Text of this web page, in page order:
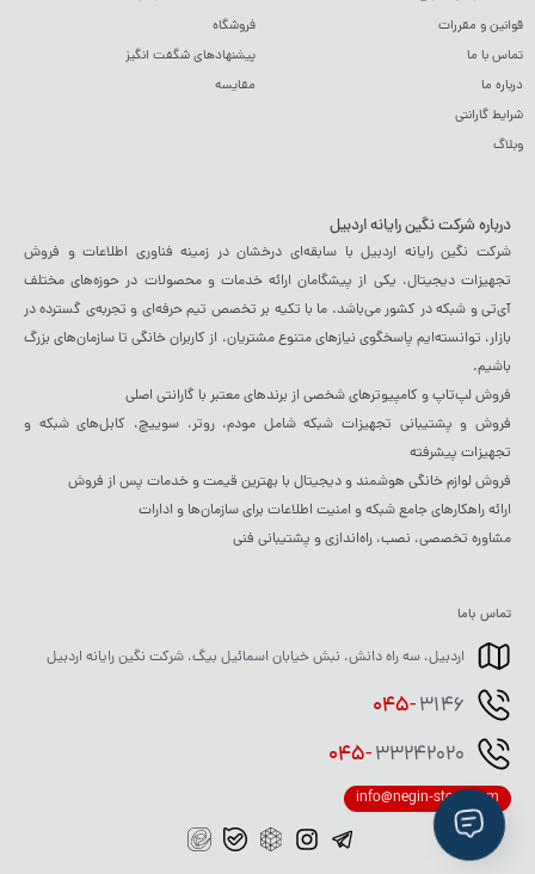
قوانین و مقررات
تماس با ما
درباره ما
شرایط گارانتی
وبلاگ
فروشگاه
پیشنهادهای شگفت انگیز
مقایسه
درباره شرکت نگین رایانه اردبیل
شرکت نگین رایانه اردبیل با سابقه‌ای درخشان در زمینه فناوری اطلاعات و فروش
تجهیزات دیجیتال، یکی از پیشگامان ارائه خدمات و محصولات در حوزه‌های مختلف
آی‌تی و شبکه در کشور می‌باشد. ما با تکیه بر تخصص تیم حرفه‌ای و تجربه‌ی گسترده در
بازار، توانسته‌ایم پاسخگوی نیازهای متنوع مشتریان، از کاربران خانگی تا سازمان‌های بزرگ
باشیم.
فروش لپ‌تاپ و کامپیوترهای شخصی از برندهای معتبر با گارانتی اصلی
فروش و پشتیبانی تجهیزات شبکه شامل مودم، روتر، سوییچ، کابل‌های شبکه و
تجهیزات پیشرفته
فروش لوازم خانگی هوشمند و دیجیتال با بهترین قیمت و خدمات پس از فروش
ارائه راهکارهای جامع شبکه و امنیت اطلاعات برای سازمان‌ها و ادارات
مشاوره تخصصی، نصب، راه‌اندازی و پشتیبانی فنی
تماس باما
اردبیل، سه راه دانش، نبش خیابان اسمائیل بیگ، شرکت نگین رایانه اردبیل
045-3146
045-33242020
info@negin-store.com